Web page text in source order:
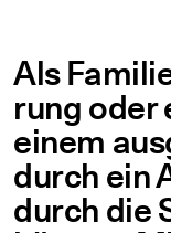
Als
rung oder
einem
durch ein
durch die